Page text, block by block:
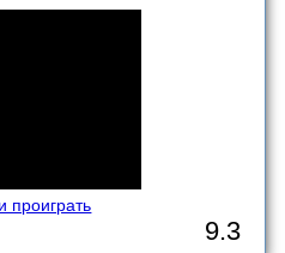
проиграть
9.3